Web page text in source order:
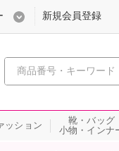
心おどる、瞬
新規会員登録
ッション
靴・バッグ
小物・インナ